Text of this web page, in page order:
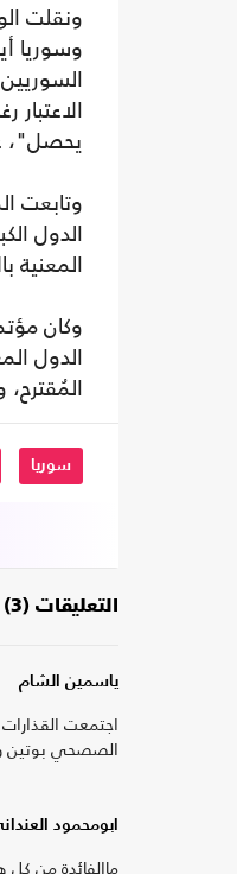
ونقلت
وسوريا
يحصل"،
وتابعت
الدول
المعنية
الدول
سوريا
التعليقات (3)
ياسمين الشام
اجتمعت
الصصحي بوتين
ابومحمود
ماالفائدة من